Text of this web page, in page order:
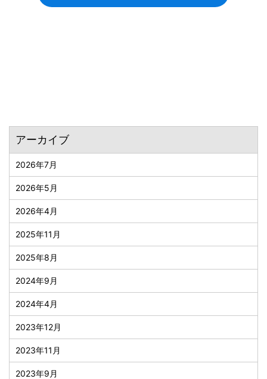
アーカイブ
2026年7月
2026年5月
2026年4月
2025年11月
2025年8月
2024年9月
2024年4月
2023年12月
2023年11月
2023年9月